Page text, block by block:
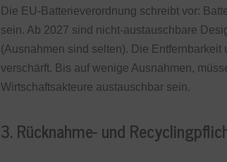
Die EU-Batterieverordnung schreibt vor:
sein. Ab 2027 sind nicht-austauschbare
(Ausnahmen sind selten). Die
verschärft. Bis auf wenige Ausnahmen,
Wirtschaftsakteure austauschbar sein.
3. Rücknahme- und